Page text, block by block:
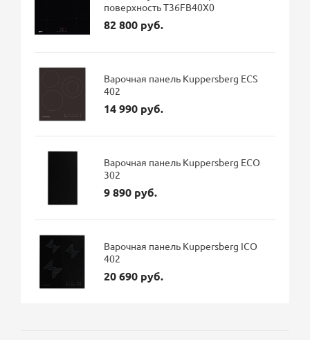
поверхность T36FB40X0
82 800 руб.
Варочная панель Kuppersberg ECS
402
14 990 руб.
Варочная панель Kuppersberg ECO
302
9 890 руб.
Варочная панель Kuppersberg ICO
402
20 690 руб.